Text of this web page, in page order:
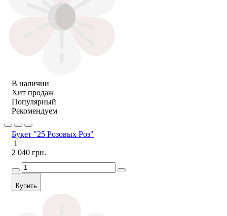
В наличии
Хит продаж
Популярный
Рекомендуем
Букет "25 Розовых Роз"
1
2 040 грн.
Купить